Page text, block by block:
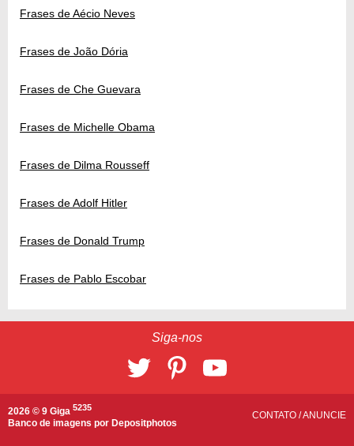
Frases de Aécio Neves
Frases de João Dória
Frases de Che Guevara
Frases de Michelle Obama
Frases de Dilma Rousseff
Frases de Adolf Hitler
Frases de Donald Trump
Frases de Pablo Escobar
Siga-nos
2026 © 9 Giga 5235
Banco de imagens por Depositphotos
CONTATO /ANUNCIE